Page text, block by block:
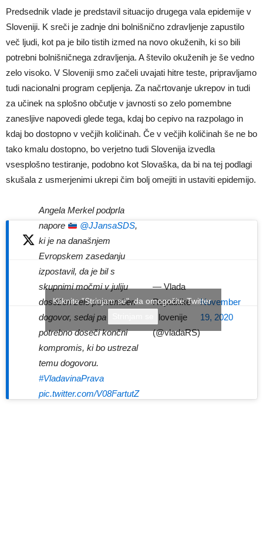
Predsednik vlade je predstavil situacijo drugega vala epidemije v
Sloveniji. K sreči je zadnje dni bolnišnično zdravljenje zapustilo
več ljudi, kot pa je bilo tistih izmed na novo okuženih, ki so bili
potrebni bolnišničnega zdravljenja. A število okuženih je še vedno
zelo visoko. V Sloveniji smo začeli uvajati hitre teste, pripravljamo
tudi nacionalni program cepljenja. Za načrtovanje ukrepov in tudi
za učinek na splošno občutje v javnosti so zelo pomembne
zanesljive napovedi glede tega, kdaj bo cepivo na razpolago in
kdaj bo dostopno v večjih količinah. Če v večjih količinah še ne bo
tako kmalu dostopno, bo verjetno tudi Slovenija izvedla
vsesplošno testiranje, podobno kot Slovaška, da bi na tej podlagi
skušala z usmerjenimi ukrepi čim bolj omejiti in ustaviti epidemijo.
Angela Merkel podprla
napore
@JJansaSDS,
ki je na današnjem
Evropskem zasedanju
izpostavil, da je bil s
skupnimi močmi v juliju
dosežen zelo pomemben
dogovor, sedaj pa je
potrebno doseči končni
kompromis, ki bo ustrezal
temu dogovoru.
#VladavinaPrava
pic.twitter.com/V08FartutZ
— Vlada
Republike
Slovenije
(@vladaRS)
November
19, 2020
Kliknite "Strinjam se", da omogočite Twitter